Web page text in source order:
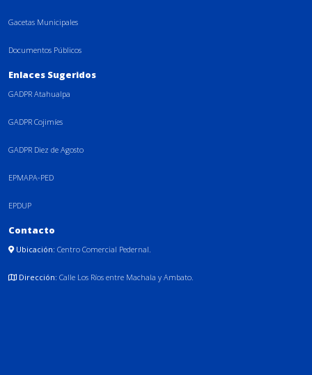
Gacetas Municipales
Documentos Públicos
Enlaces Sugeridos
GADPR Atahualpa
GADPR Cojimíes
GADPR Diez de Agosto
EPMAPA-PED
EPDUP
Contacto
Ubicación: Centro Comercial Pedernal.
Dirección: Calle Los Ríos entre Machala y Ambato.